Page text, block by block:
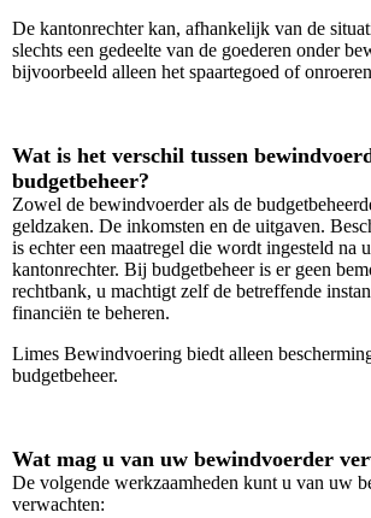
De kantonrechter kan, afhankelijk van de
slechts een gedeelte van de goederen onder
bijvoorbeeld alleen het spaartegoed of
Wat is het verschil tussen
budgetbeheer?
Zowel de bewindvoerder als de
geldzaken. De inkomsten en de uitgaven.
is echter een maatregel die wordt ingesteld na
kantonrechter. Bij budgetbeheer is er geen
rechtbank, u machtigt zelf de betreffende
financiën te beheren.
Limes Bewindvoering biedt alleen
budgetbeheer.
Wat mag u van uw bewindvoerder
De volgende werkzaamheden kunt u van uw
verwachten: